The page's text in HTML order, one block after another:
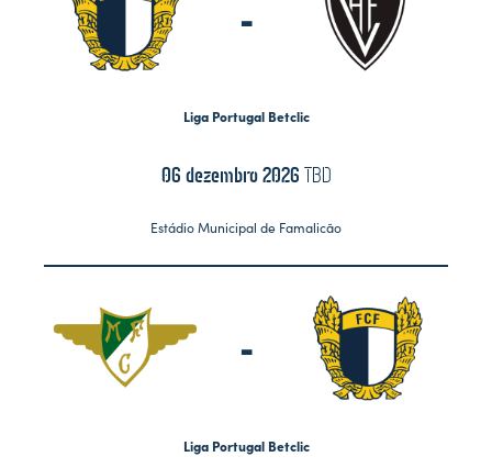
-
Liga Portugal Betclic
06 dezembro 2026 TBD
Estádio Municipal de Famalicão
-
Liga Portugal Betclic